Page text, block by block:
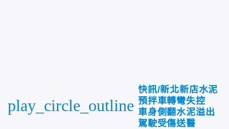
play_circle_outline
快訊/新北新店水泥
預拌車轉彎失控
車身側翻水泥溢出
駕駛受傷送醫